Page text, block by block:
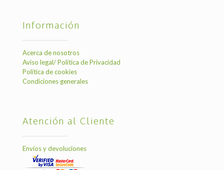
Información
Acerca de nosotros
Aviso legal/ Política de Privacidad
Política de cookies
Condiciones generales
Atención al Cliente
Envíos y devoluciones